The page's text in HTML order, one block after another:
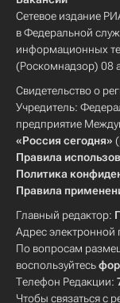
Сетевое издание
в Федеральной
информационных
(Роскомнадзор) 08
Свидетельство о
Учредитель:
предприятие
«Россия сегодня»
Правила
Политика
Правила
Главный редактор:
Адрес электронной
По вопросам
воспользуйтесь
Телефон Редакции:
Чтобы связаться с